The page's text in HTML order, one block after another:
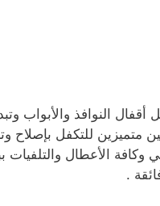
أقفال النوافذ والأبواب
متميزين للتكفل بإصلاح
وكافة الأعطال والتلفيات
.